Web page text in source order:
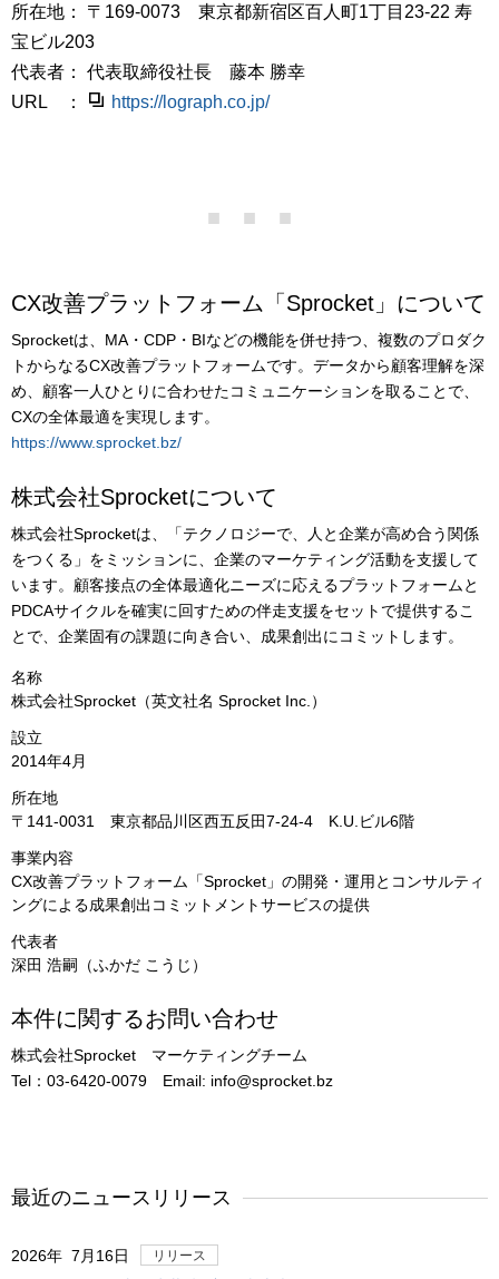
所在地： 〒169-0073 東京都新宿区百人町1丁目23-22 寿
宝ビル203
代表者： 代表取締役社長 藤本 勝幸
URL ：
https://lograph.co.jp/
CX改善プラットフォーム「Sprocket」について
Sprocketは、MA・CDP・BIなどの機能を併せ持つ、複数のプロダク
トからなるCX改善プラットフォームです。データから顧客理解を深
め、顧客一人ひとりに合わせたコミュニケーションを取ることで、
CXの全体最適を実現します。
https://www.sprocket.bz/
株式会社Sprocketについて
株式会社Sprocketは、「テクノロジーで、人と企業が高め合う関係
をつくる」をミッションに、企業のマーケティング活動を支援して
います。顧客接点の全体最適化ニーズに応えるプラットフォームと
PDCAサイクルを確実に回すための伴走支援をセットで提供するこ
とで、企業固有の課題に向き合い、成果創出にコミットします。
名称
株式会社Sprocket（英文社名 Sprocket Inc.）
設立
2014年4月
所在地
〒141-0031 東京都品川区西五反田7-24-4 K.U.ビル6階
事業内容
CX改善プラットフォーム「Sprocket」の開発・運用とコンサルティ
ングによる成果創出コミットメントサービスの提供
代表者
深田 浩嗣（ふかだ こうじ）
本件に関するお問い合わせ
株式会社Sprocket マーケティングチーム
Tel：03-6420-0079 Email: info@sprocket.bz
最近のニュースリリース
2026年 7月16日 リリース